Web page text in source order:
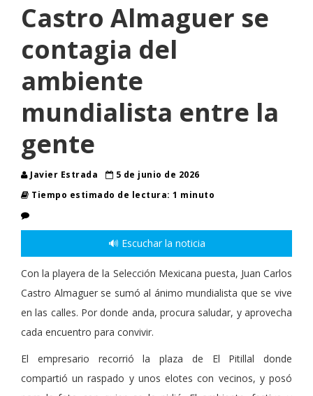
Castro Almaguer se
contagia del
ambiente
mundialista entre la
gente
Javier Estrada
5 de junio de 2026
Tiempo estimado de lectura: 1 minuto
🔊 Escuchar la noticia
Con la playera de la Selección Mexicana puesta, Juan Carlos
Castro Almaguer se sumó al ánimo mundialista que se vive
en las calles. Por donde anda, procura saludar, y aprovecha
cada encuentro para convivir.
El empresario recorrió la plaza de El Pitillal donde
compartió un raspado y unos elotes con vecinos, y posó